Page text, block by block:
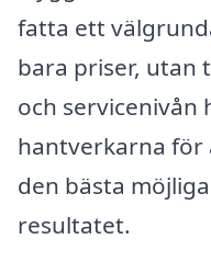
fatta ett
bara priser, utan
och servicenivån
hantverkarna för
den bästa
resultatet.